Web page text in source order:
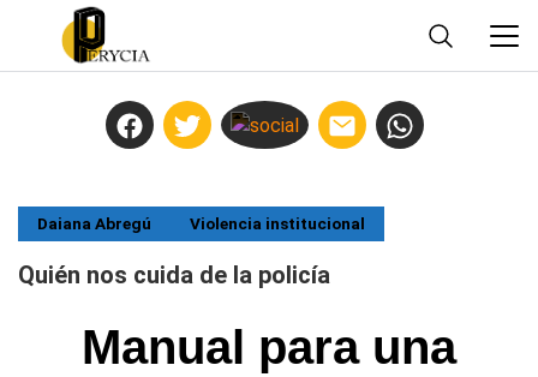
Daiana Abregú Violencia institucional
Quién nos cuida de la policía
Manual para una